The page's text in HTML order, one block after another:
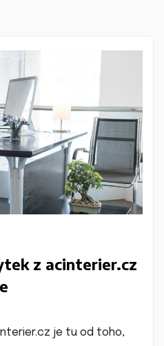
z acinterier.cz
je tu od toho,